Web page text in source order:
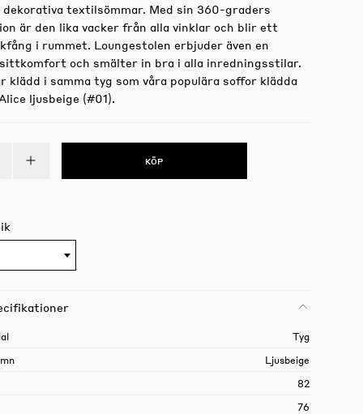
textilsömmar. Med sin 360-graders
är den lika vacker från alla vinklar och blir ett
i rummet. Loungestolen erbjuder även en
och smälter in bra i alla inredningsstilar.
klädd i samma tyg som våra populära soffor klädda
ljusbeige (#01).
KÖP
Tyg
Ljusbeige
82
76